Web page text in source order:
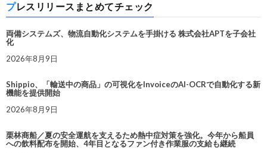
プレスリリースまとめてチェック
両備システムズ、物流自動化システムを手掛ける 株式会社APTを子会社
化
2026年8月9日
Shippio、「輸送中の商品」の可視化をInvoiceのAI-OCRで自動化する新
機能を提供開始
2026年8月9日
栗林商船／夏の安全運航を支えるため熱中症対策を強化。今年から船員
への飲料配布を開始、4年目となるファン付き作業服の支給も継続